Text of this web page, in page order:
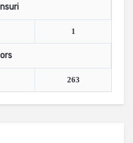
1
263